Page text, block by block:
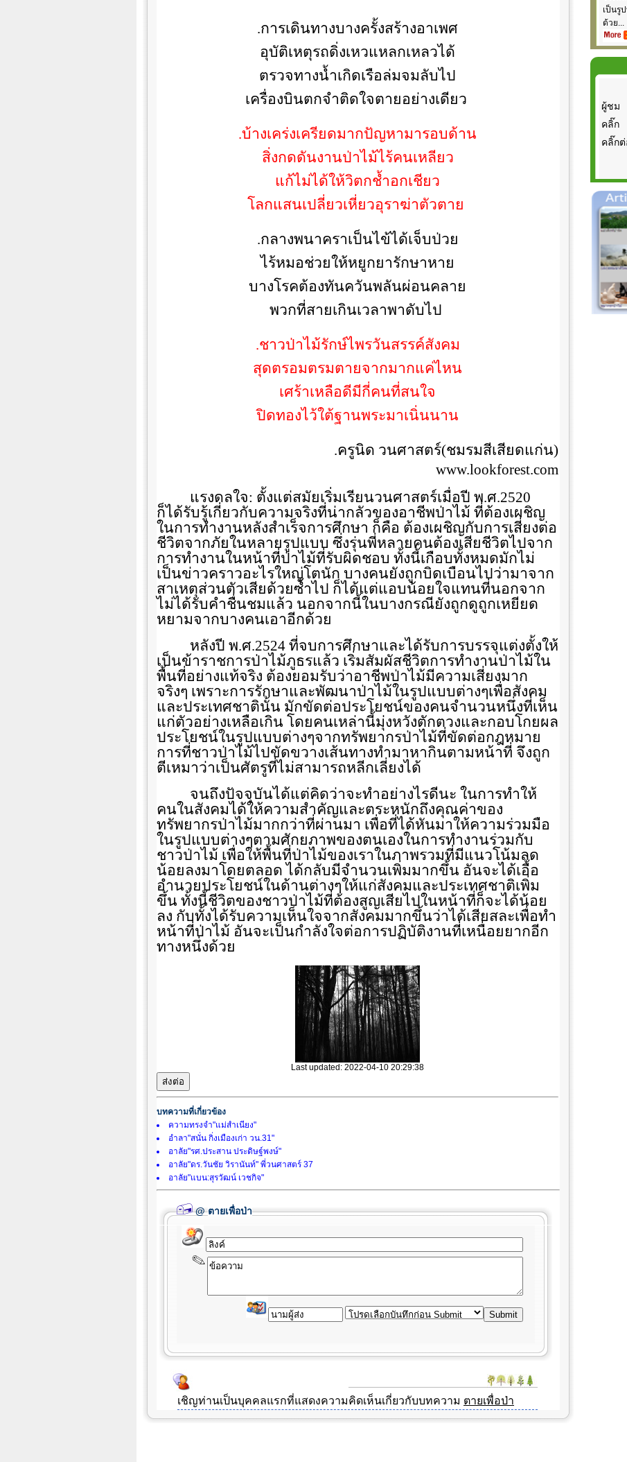
.การเดินทางบางครั้งสร้างอาเพศ
อุบัติเหตุรถดิ่งเหวแหลกเหลวได้
ตรวจทางน้ำเกิดเรือล่มจมลับไป
เครื่องบินตกจำติดใจตายอย่างเดียว
.บ้างเคร่งเครียดมากปัญหามารอบด้าน
สิ่งกดดันงานป่าไม้ไร้คนเหลียว
แก้ไม่ได้ให้วิตกช้ำอกเชียว
โลกแสนเปลี่ยวเหี่ยวอุราฆ่าตัวตาย
.กลางพนาคราเป็นไข้ได้เจ็บป่วย
ไร้หมอช่วยให้หยูกยารักษาหาย
บางโรคต้องทันควันพลันผ่อนคลาย
พวกที่สายเกินเวลาพาดับไป
.ชาวป่าไม้รักษ์ไพรวันสรรค์สังคม
สุดตรอมตรมตายจากมากแค่ไหน
เศร้าเหลือดีมีกี่คนที่สนใจ
ปิดทองไว้ใต้ฐานพระมาเนิ่นนาน
.ครูนิด วนศาสตร์(ชมรมสีเสียดแก่น)
www.lookforest.com
แรงดลใจ: ตั้งแต่สมัยเริ่มเรียนวนศาสตร์เมื่อปี พ.ศ.2520
ก็ได้รับรู้เกี่ยวกับความจริงที่น่ากลัวของอาชีพป่าไม้ ที่ต้องเผชิญ
ในการทำงานหลังสำเร็จการศึกษา ก็คือ ต้องเผชิญกับการเสี่ยงต่อ
ชีวิตจากภัยในหลายรูปแบบ ซึ่งรุ่นพี่หลายคนต้องเสียชีวิตไปจาก
การทำงานในหน้าที่ป่าไม้ที่รับผิดชอบ ทั้งนี้เกือบทั้งหมดมักไม่
เป็นข่าวคราวอะไรใหญ่โตนัก บางคนยังถูกบิดเบือนไปว่ามาจาก
สาเหตุส่วนตัวเสียด้วยซ้ำไป ก็ได้แต่แอบน้อยใจแทนที่นอกจาก
ไม่ได้รับคำชื่นชมแล้ว นอกจากนี้ในบางกรณียังถูกดูถูกเหยียด
หยามจากบางคนเอาอีกด้วย
หลังปี พ.ศ.2524 ที่จบการศึกษาและได้รับการบรรจุแต่งตั้งให้
เป็นข้าราชการป่าไม้ภูธรแล้ว เริ่มสัมผัสชีวิตการทำงานป่าไม้ใน
พื้นที่อย่างแท้จริง ต้องยอมรับว่าอาชีพป่าไม้มีความเสี่ยงมาก
จริงๆ เพราะการรักษาและพัฒนาป่าไม้ในรูปแบบต่างๆเพื่อสังคม
และประเทศชาตินั้น มักขัดต่อประโยชน์ของคนจำนวนหนึ่งที่เห็น
แก่ตัวอย่างเหลือเกิน โดยคนเหล่านี้มุ่งหวังตักตวงและกอบโกยผล
ประโยชน์ในรูปแบบต่างๆจากทรัพยากรป่าไม้ที่ขัดต่อกฎหมาย
การที่ชาวป่าไม้ไปขัดขวางเส้นทางทำมาหากินตามหน้าที่ จึงถูก
ตีเหมาว่าเป็นศัตรูที่ไม่สามารถหลีกเลี่ยงได้
จนถึงปัจจุบันได้แต่คิดว่าจะทำอย่างไรดีนะ ในการทำให้
คนในสังคมได้ให้ความสำคัญและตระหนักถึงคุณค่าของ
ทรัพยากรป่าไม้มากกว่าที่ผ่านมา เพื่อที่ได้หันมาให้ความร่วมมือ
ในรูปแบบต่างๆตามศักยภาพของตนเองในการทำงานร่วมกับ
ชาวป่าไม้ เพื่อให้พื้นที่ป่าไม้ของเราในภาพรวมที่มีแนวโน้มลด
น้อยลงมาโดยตลอด ได้กลับมีจำนวนเพิ่มมากขึ้น อันจะได้เอื้อ
อำนวยประโยชน์ในด้านต่างๆให้แก่สังคมและประเทศชาติเพิ่ม
ขึ้น ทั้งนี้ชีวิตของชาวป่าไม้ที่ต้องสูญเสียไปในหน้าที่ก็จะได้น้อย
ลง กับทั้งได้รับความเห็นใจจากสังคมมากขึ้นว่าได้เสียสละเพื่อทำ
หน้าที่ป่าไม้ อันจะเป็นกำลังใจต่อการปฏิบัติงานที่เหนื่อยยากอีก
ทางหนึ่งด้วย
Last updated: 2022-04-10 20:29:38
บทความที่เกี่ยวข้อง
ความทรงจำ"แม่สำเนียง"
อำลา"สนั่น กิ่งเมืองเก่า วน.31"
อาลัย"รศ.ประสาน ประดิษฐ์พงษ์"
อาลัย"ดร.วันชัย วิรานันท์" พี่วนศาสตร์ 37
อาลัย"แบน:สุรวัฒน์ เวชกิจ"
@ตายเพื่อป่า
เชิญท่านเป็นบุคคลแรกที่แสดงความคิดเห็นเกี่ยวกับบทความ ตายเพื่อป่า
เป็นรู
ด้วย...
ผู้ชม
คลิ๊ก
คลิ๊ก